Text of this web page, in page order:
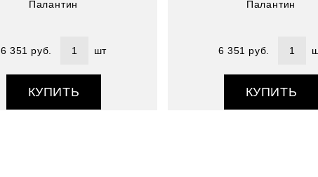
Палантин
6 351 руб. шт
КУПИТЬ
Палантин
6 351 руб.
КУПИТЬ